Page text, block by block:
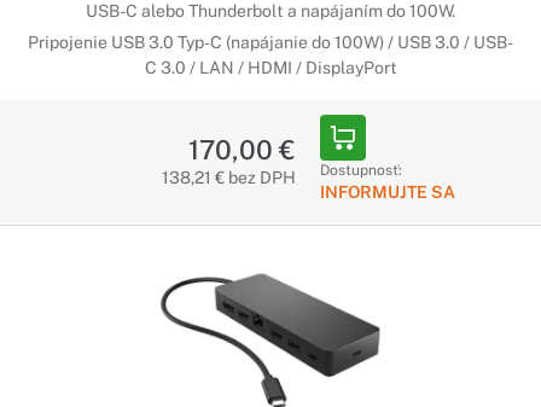
USB-C alebo Thunderbolt a napájaním do 100W.
Pripojenie USB 3.0 Typ-C (napájanie do 100W) / USB 3.0 / USB-
C 3.0 / LAN / HDMI / DisplayPort
170,00 €
138,21 € bez DPH Dostupnosť:
INFORMUJTE SA